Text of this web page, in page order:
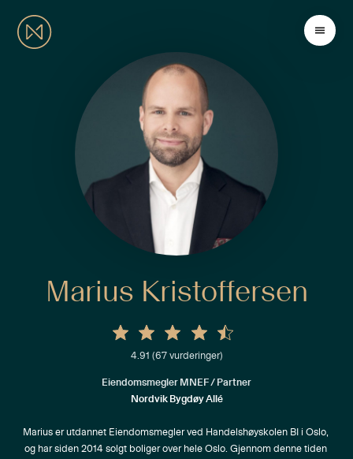
Marius Kristoffersen
4.91 (67vurderinger)
Eiendomsmegler MNEF / Partner
Nordvik Bygdøy Allé
Marius er utdannet Eiendomsmegler ved Handelshøyskolen BI i Oslo,
og har siden 2014 solgt boliger over hele Oslo. Gjennom denne tiden